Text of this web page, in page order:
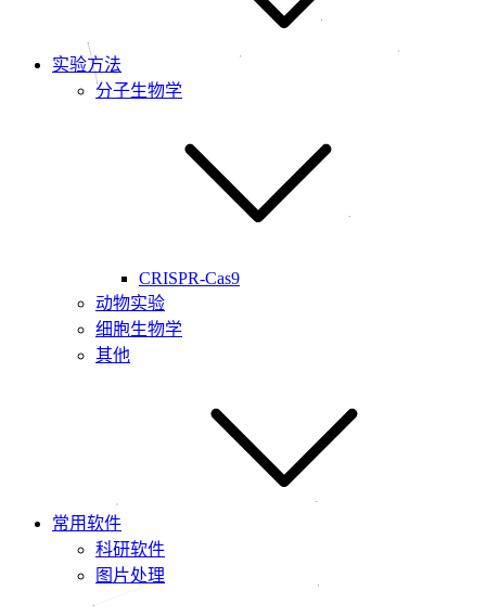
实验方法
分子生物学
CRISPR-Cas9
动物实验
细胞生物学
其他
常用软件
科研软件
图片处理